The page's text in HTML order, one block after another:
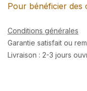
Pour bénéficier des
Conditions générales
Garantie satisfait ou
Livraison : 2-3 jours